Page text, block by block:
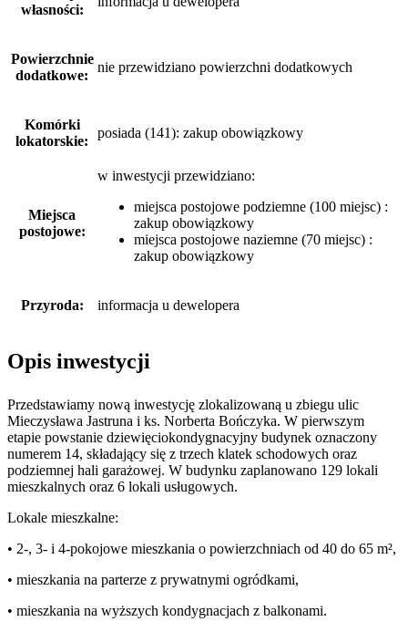
własności:
Powierzchnie
dodatkowe:
nie przewidziano powierzchni dodatkowych
Komórki
lokatorskie:
posiada (141): zakup obowiązkowy
Miejsca
postojowe:
w inwestycji przewidziano:
miejsca postojowe podziemne (100 miejsc) :
zakup obowiązkowy
miejsca postojowe naziemne (70 miejsc) :
zakup obowiązkowy
Przyroda: informacja u dewelopera
Opis inwestycji
Przedstawiamy nową inwestycję zlokalizowaną u zbiegu ulic
Mieczysława Jastruna i ks. Norberta Bończyka. W pierwszym
etapie powstanie dziewięciokondygnacyjny budynek oznaczony
numerem 14, składający się z trzech klatek schodowych oraz
podziemnej hali garażowej. W budynku zaplanowano 129 lokali
mieszkalnych oraz 6 lokali usługowych.
Lokale mieszkalne:
• 2-, 3- i 4-pokojowe mieszkania o powierzchniach od 40 do 65 m²,
• mieszkania na parterze z prywatnymi ogródkami,
• mieszkania na wyższych kondygnacjach z balkonami.